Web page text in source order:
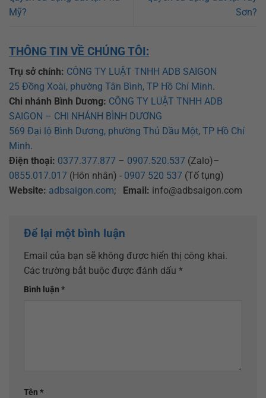
Mỹ?
Sơn?
THÔNG TIN VỀ CHÚNG TÔI:
Trụ sở chính: CÔNG TY LUẬT TNHH ADB SAIGON
25 Đồng Xoài, phường Tân Bình, TP Hồ Chí Minh.
Chi nhánh Bình Dương: CÔNG TY LUẬT TNHH ADB
SAIGON – CHI NHÁNH BÌNH DƯƠNG
569 Đại lộ Bình Dương, phường Thủ Dầu Một, TP Hồ Chí
Minh.
Điện thoại: 0377.377.877 – 0907.520.537 (Zalo)–
0855.017.017 (Hôn nhân) - 0907 520 537 (Tố tụng)
Website: adbsaigon.com; Email: info@adbsaigon.com
Để lại một bình luận
Email của bạn sẽ không được hiển thị công khai.
Các trường bắt buộc được đánh dấu *
Bình luận *
Tên *